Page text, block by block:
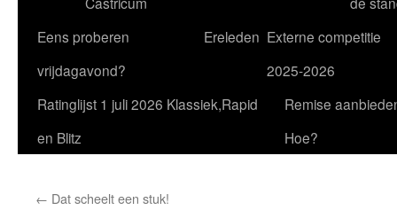
Eens proberen
vrijdagavond?
Ereleden Externe competitie
2025-2026
Ratinglijst 1 juli 2026 Klassiek,Rapid
en Blitz
Remise
Hoe?
← Dat scheelt een stuk!